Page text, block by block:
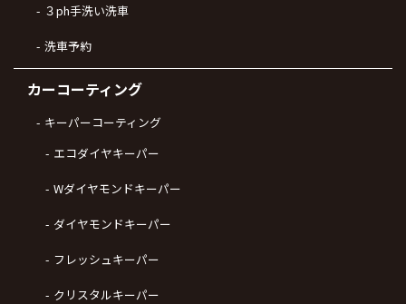
３ph手洗い洗車
洗車予約
カーコーティング
キーパーコーティング
エコダイヤキーパー
Wダイヤモンドキーパー
ダイヤモンドキーパー
フレッシュキーパー
クリスタルキーパー